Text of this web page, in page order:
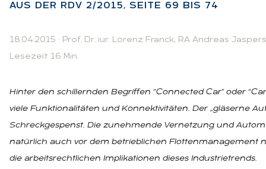
AUS DER RDV 2/2015, SEI­TE 69 BIS 74
18.04.2015 · Prof. Dr. iur. Lorenz Franck, RA Andreas Jaspers
Lesezeit 16 Min.
Hinter den schillernden Begriffen “Connected Car” oder
viele Funktionalitäten und Konnektivitäten. Der „gläserne
Schreckgespenst. Die zunehmende Vernetzung und
natürlich auch vor dem betrieblichen Flottenmanagement
die arbeitsrechtlichen Implikationen dieses Industrietrends.